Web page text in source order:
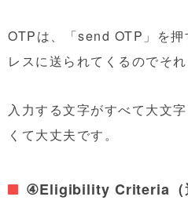
OTPは、「send OTP」を
レスに送られてくるのでそれ
入力する文字がすべて大文
くて大丈夫です。
④Eligibility Criteria（